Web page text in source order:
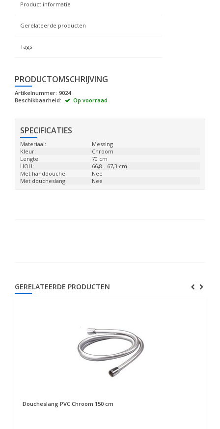
Product informatie
Gerelateerde producten
Tags
PRODUCTOMSCHRIJVING
Artikelnummer: 9024
Beschikbaarheid:
Op voorraad
SPECIFICATIES
Materiaal:
Messing
Kleur:
Chroom
Lengte:
70 cm
HOH:
66,8 - 67,3 cm
Met handdouche:
Nee
Met doucheslang:
Nee
GERELATEERDE PRODUCTEN
Doucheslang PVC Chroom 150 cm